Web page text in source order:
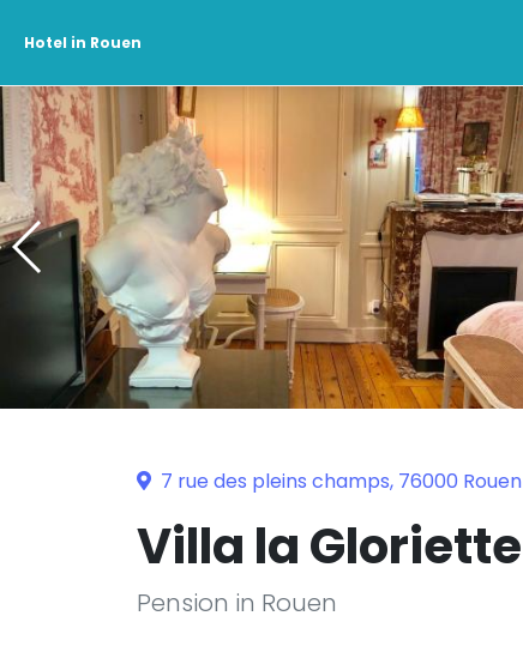
Hotel in Rouen
7 rue des pleins champs, 76000 Rouen
Villa la Gloriette
Pension in Rouen